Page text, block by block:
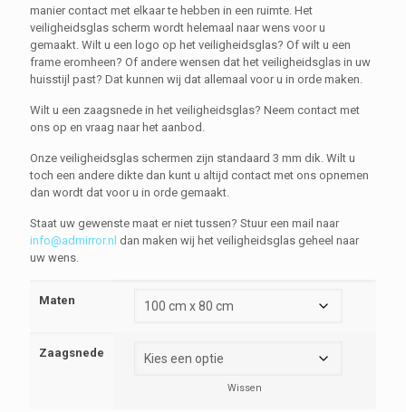
manier contact met elkaar te hebben in een ruimte. Het
veiligheidsglas scherm wordt helemaal naar wens voor u
gemaakt. Wilt u een logo op het veiligheidsglas? Of wilt u een
frame eromheen? Of andere wensen dat het veiligheidsglas in uw
huisstijl past? Dat kunnen wij dat allemaal voor u in orde maken.
Wilt u een zaagsnede in het veiligheidsglas? Neem contact met
ons op en vraag naar het aanbod.
Onze veiligheidsglas schermen zijn standaard 3 mm dik. Wilt u
toch een andere dikte dan kunt u altijd contact met ons opnemen
dan wordt dat voor u in orde gemaakt.
Staat uw gewenste maat er niet tussen? Stuur een mail naar
info@admirror.nl dan maken wij het veiligheidsglas geheel naar
uw wens.
Maten
Zaagsnede
Wissen